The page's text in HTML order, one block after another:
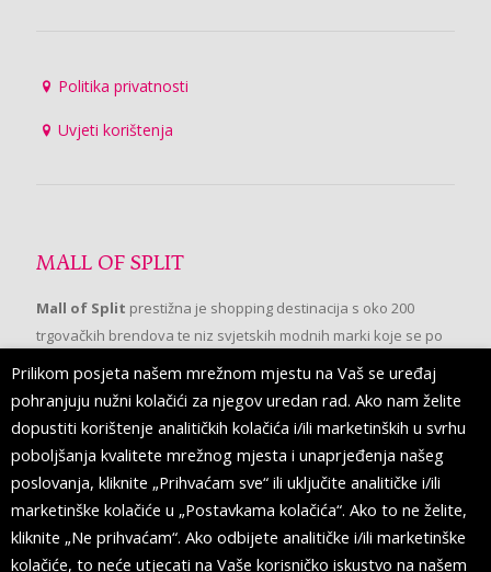
Politika privatnosti
Uvjeti korištenja
MALL OF SPLIT
Mall of Split prestižna je shopping destinacija s oko 200
trgovačkih brendova te niz svjetskih modnih marki koje se po
prvi put pojavljuju u Splitu.
PRATITE NAS
Prilikom posjeta našem mrežnom mjestu na Vaš se uređaj
pohranjuju nužni kolačići za njegov uredan rad. Ako nam želite
dopustiti korištenje analitičkih kolačića i/ili marketinških u svrhu
poboljšanja kvalitete mrežnog mjesta i unaprjeđenja našeg
poslovanja, kliknite „Prihvaćam sve“ ili uključite analitičke i/ili
marketinške kolačiće u „Postavkama kolačića“. Ako to ne želite,
kliknite „Ne prihvaćam“. Ako odbijete analitičke i/ili marketinške
kolačiće, to neće utjecati na Vaše korisničko iskustvo na našem